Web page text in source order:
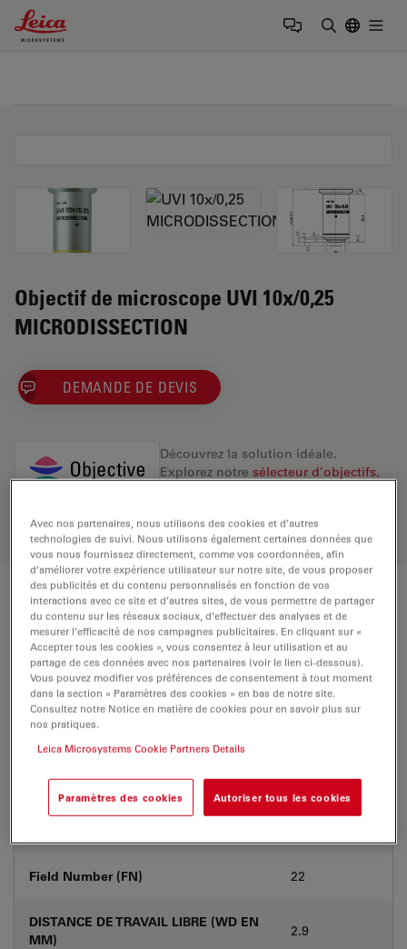
Leica Microsystems Logo
Objectif de microscope UVI 10x/0,25
MICRODISSECTION
DEMANDE DE DEVIS
Découvrez la solution idéale.
Explorez notre sélecteur d’objectifs,
besoins.
Caractéristiques techniques
Numéro de produit 11518147
BAGUE DE CORRECTION (CORR)
Position de la pupille de sortie /
A
Field Number (FN) 22
DISTANCE DE TRAVAIL LIBRE (WD EN
MM)
2.9
Avec nos partenaires, nous utilisons des cookies et d’autres
technologies de suivi. Nous utilisons également certaines données que
vous nous fournissez directement, comme vos coordonnées, afin
d’améliorer votre expérience utilisateur sur notre site, de vous proposer
des publicités et du contenu personnalisés en fonction de vos
interactions avec ce site et d’autres sites, de vous permettre de partager
du contenu sur les réseaux sociaux, d’effectuer des analyses et de
mesurer l’efficacité de nos campagnes publicitaires. En cliquant sur «
Accepter tous les cookies », vous consentez à leur utilisation et au
partage de ces données avec nos partenaires (voir le lien ci-dessous).
Vous pouvez modifier vos préférences de consentement à tout moment
dans la section « Paramètres des cookies » en bas de notre site.
Consultez notre Notice en matière de cookies pour en savoir plus sur
nos pratiques.
Leica Microsystems Cookie Partners Details
Paramètres des cookies Autoriser tous les cookies